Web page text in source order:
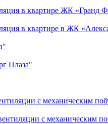
в квартире ЖК «Гранд
в квартире в ЖК
Плаза"
с механическим
с механическим